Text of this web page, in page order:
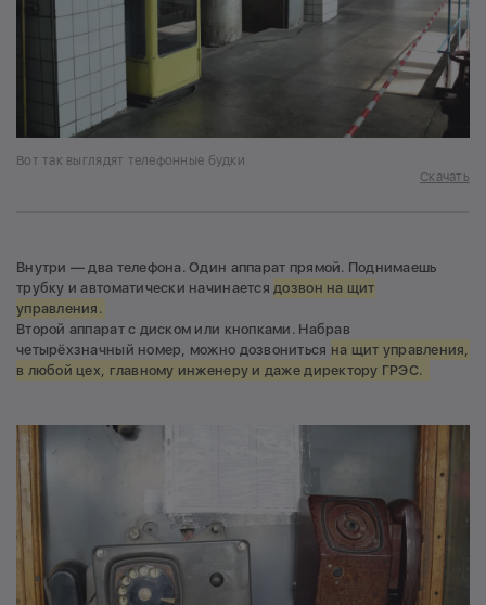
Вот так выглядят телефонные будки
Скачать
Внутри — два телефона. Один аппарат прямой. Поднимаешь
трубку и автоматически начинаетсядозвон на щит
управления.
Второй аппарат с диском или кнопками. Набрав
четырёхзначный номер, можно дозвониться на щит управления,
в любой цех, главному инженеру и даже директору ГРЭС.